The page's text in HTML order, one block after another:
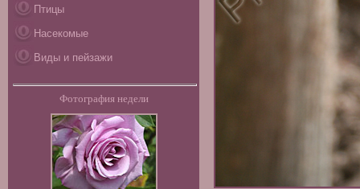
Птицы
Насекомые
Виды и пейзажи
Фотография недели